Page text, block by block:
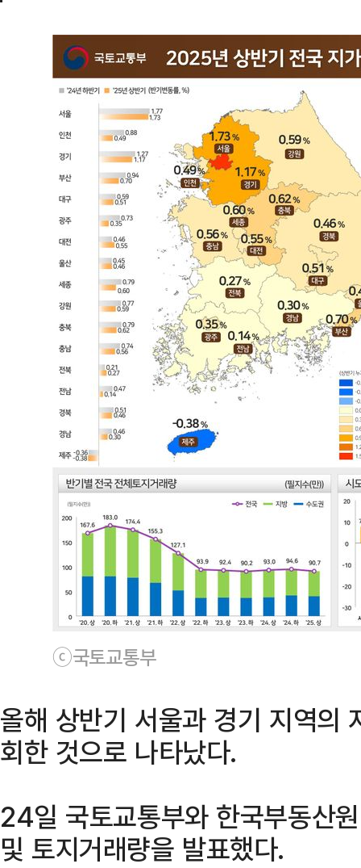
ⓒ국토교통부
올해 상반기 서울과 경기 지역의
회한 것으로 나타났다.
24일 국토교통부와 한국부동산
및 토지거래량을 발표했다.